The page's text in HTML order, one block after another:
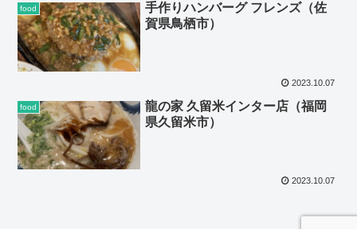
food
手作りハンバーグ フレンズ（佐
賀県鳥栖市）
2023.10.07
food
龍の家 久留米インター店（福岡
県久留米市）
2023.10.07